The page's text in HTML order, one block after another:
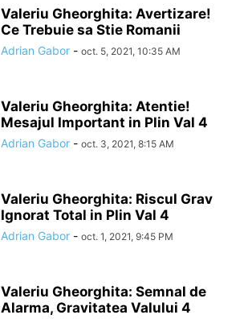
Valeriu Gheorghita: Avertizare!
Ce Trebuie sa Stie Romanii
Adrian Gabor - oct. 5, 2021, 10:35 AM
Valeriu Gheorghita: Atentie!
Mesajul Important in Plin Val 4
Adrian Gabor - oct. 3, 2021, 8:15 AM
Valeriu Gheorghita: Riscul Grav
Ignorat Total in Plin Val 4
Adrian Gabor - oct. 1, 2021, 9:45 PM
Valeriu Gheorghita: Semnal de
Alarma, Gravitatea Valului 4